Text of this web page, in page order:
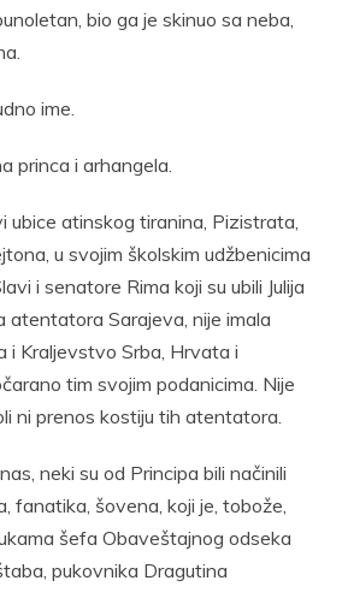
bio ga je skinuo sa neba,
ime.
princa i arhangela.
ubice atinskog tiranina, Pizistrata,
u svojim školskim udžbenicima
i senatore Rima koji su ubili Julija
atentatora Sarajeva, nije imala
i Kraljevstvo Srba, Hrvata i
tim svojim podanicima. Nije
ni prenos kostiju tih atentatora.
neki su od Principa bili načinili
fanatika, šovena, koji je, tobože,
šefa Obaveštajnog odseka
pukovnika Dragutina